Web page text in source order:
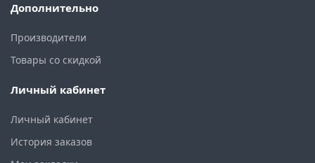
Дополнительно
Производители
Товары со скидкой
Личный кабинет
Личный кабинет
История заказов